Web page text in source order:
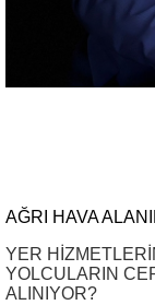
AĞRI HAVA
YER
YOLCULARIN
ALINIYOR?